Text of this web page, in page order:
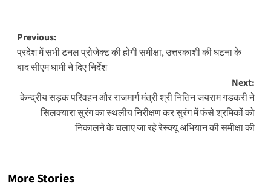
Post
navigation
Previous:
प्रदेश में सभी टनल प्रोजेक्ट की होगी समीक्षा, उत्तरकाशी की घटना के
बाद सीएम धामी ने दिए निर्देश
Next:
केन्द्रीय सड़क परिवहन और राजमार्ग मंत्री श्री नितिन जयराम गडकरी नेे
सिलक्यारा सुरंग का स्थलीय निरीक्षण कर सुरंग में फंसे श्रमिकों को
निकालने के चलाए जा रहे रेस्क्यू अभियान की समीक्षा की
More Stories